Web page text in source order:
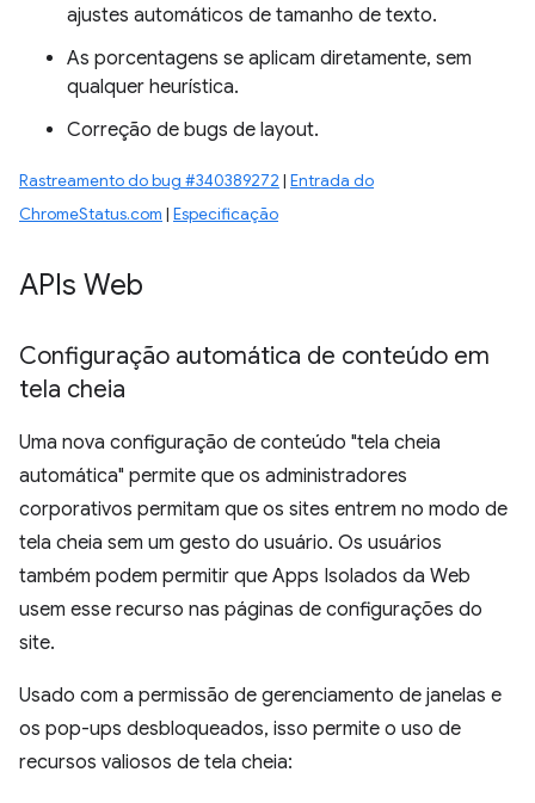
ajustes automáticos de tamanho de texto.
As porcentagens se aplicam diretamente, sem
qualquer heurística.
Correção de bugs de layout.
Rastreamento do bug #340389272 | Entrada do
ChromeStatus.com | Especificação
APIs Web
Configuração automática de conteúdo em
tela cheia
Uma nova configuração de conteúdo "tela cheia
automática" permite que os administradores
corporativos permitam que os sites entrem no modo de
tela cheia sem um gesto do usuário. Os usuários
também podem permitir que Apps Isolados da Web
usem esse recurso nas páginas de configurações do
site.
Usado com a permissão de gerenciamento de janelas e
os pop-ups desbloqueados, isso permite o uso de
recursos valiosos de tela cheia: